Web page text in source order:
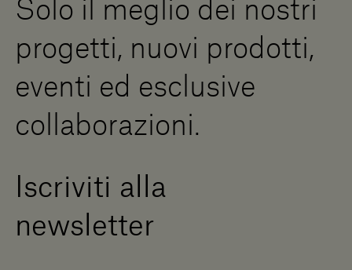
Diventa un rivenditore
Press Area
Solo il meglio dei nostri
progetti, nuovi prodotti,
eventi ed esclusive
collaborazioni.
Iscriviti alla
newsletter